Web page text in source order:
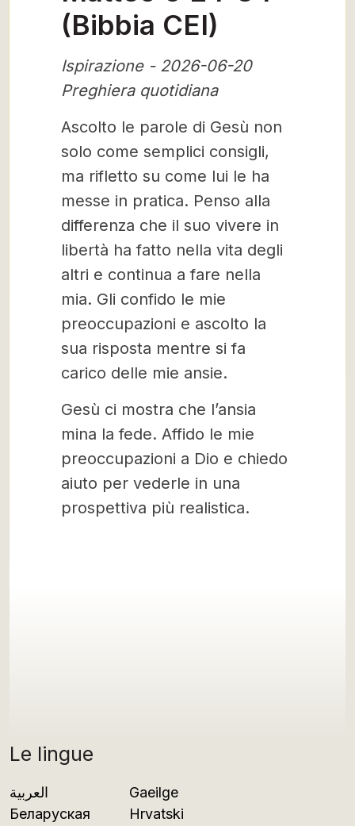
Le lingue
العربية
Беларуская
Gaeilge
Hrvatski
(Bibbia CEI)
Ispirazione - 2026-06-20
Preghiera quotidiana
Ascolto le parole di Gesù non
solo come semplici consigli,
ma rifletto su come lui le ha
messe in pratica. Penso alla
differenza che il suo vivere in
libertà ha fatto nella vita degli
altri e continua a fare nella
mia. Gli confido le mie
preoccupazioni e ascolto la
sua risposta mentre si fa
carico delle mie ansie.
Gesù ci mostra che l’ansia
mina la fede. Affido le mie
preoccupazioni a Dio e chiedo
aiuto per vederle in una
prospettiva più realistica.